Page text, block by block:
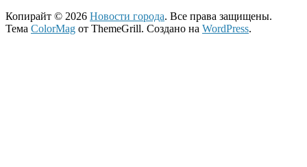
Копирайт © 2026 Новости города. Все права защищены.
Тема ColorMag от ThemeGrill. Создано на WordPress.